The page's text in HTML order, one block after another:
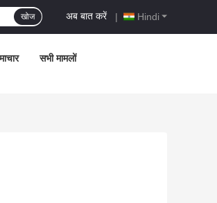
Hindi
अब बात करें |
खोज
सभी मामलों